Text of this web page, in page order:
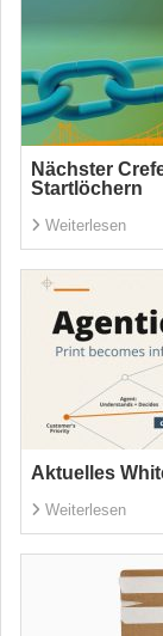
Nächster
Startlöchern
Weiterlesen
Aktuelles
Weiterlesen